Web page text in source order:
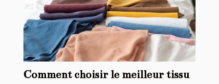
Comment choisir le meilleur tissu